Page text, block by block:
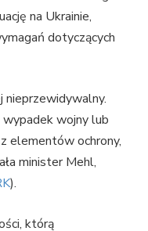
na Ukrainie,
dotyczących
nieprzewidywalny.
wypadek wojny lub
elementów ochrony,
minister Mehl,
).
którą